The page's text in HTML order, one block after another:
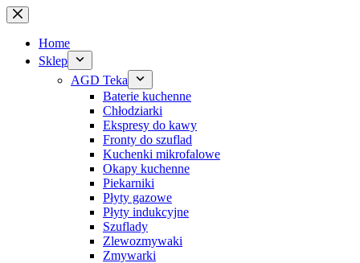
Przejdź
do
treści
Home
Sklep
AGD Teka
Baterie kuchenne
Chłodziarki
Ekspresy do kawy
Fronty do szuflad
Kuchenki mikrofalowe
Okapy kuchenne
Piekarniki
Płyty gazowe
Płyty indukcyjne
Szuflady
Zlewozmywaki
Zmywarki